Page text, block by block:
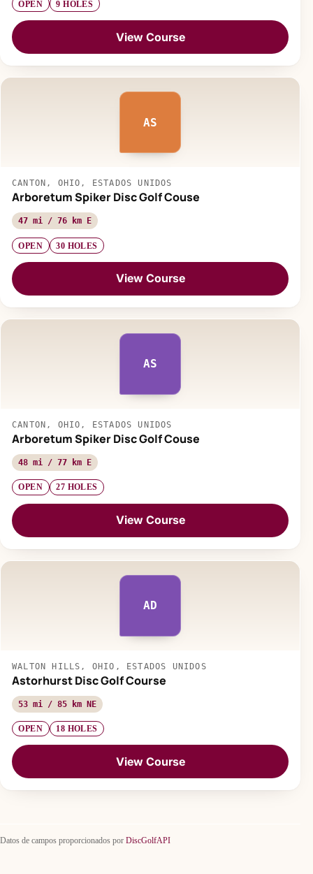
OPEN 9 HOLES
View Course
AS
CANTON, OHIO, ESTADOS UNIDOS
Arboretum Spiker Disc Golf Couse
47 mi / 76 km E
OPEN 30 HOLES
View Course
AS
CANTON, OHIO, ESTADOS UNIDOS
Arboretum Spiker Disc Golf Couse
48 mi / 77 km E
OPEN 27 HOLES
View Course
AD
WALTON HILLS, OHIO, ESTADOS UNIDOS
Astorhurst Disc Golf Course
53 mi / 85 km NE
OPEN 18 HOLES
View Course
Datos de campos proporcionados por DiscGolfAPI